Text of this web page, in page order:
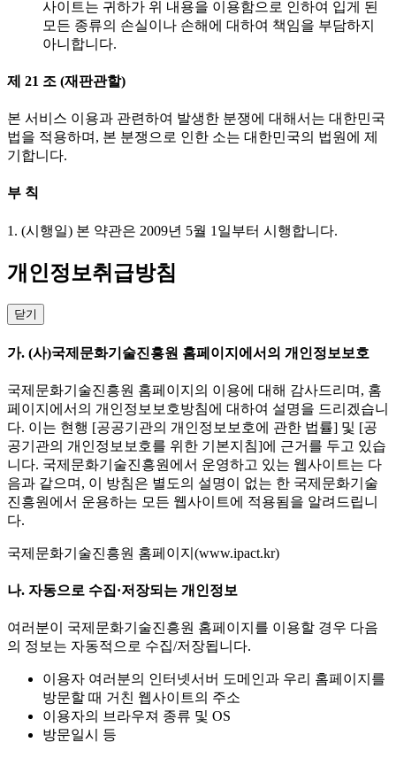
사이트는 귀하가 위 내용을 이용함으로 인하여 입게 된
모든 종류의 손실이나 손해에 대하여 책임을 부담하지
아니합니다.
제 21 조 (재판관할)
본 서비스 이용과 관련하여 발생한 분쟁에 대해서는 대한민국
법을 적용하며, 본 분쟁으로 인한 소는 대한민국의 법원에 제
기합니다.
부 칙
1. (시행일) 본 약관은 2009년 5월 1일부터 시행합니다.
개인정보취급방침
닫기
가. (사)국제문화기술진흥원 홈페이지에서의 개인정보보호
국제문화기술진흥원 홈페이지의 이용에 대해 감사드리며, 홈
페이지에서의 개인정보보호방침에 대하여 설명을 드리겠습니
다. 이는 현행 [공공기관의 개인정보보호에 관한 법률] 및 [공
공기관의 개인정보보호를 위한 기본지침]에 근거를 두고 있습
니다. 국제문화기술진흥원에서 운영하고 있는 웹사이트는 다
음과 같으며, 이 방침은 별도의 설명이 없는 한 국제문화기술
진흥원에서 운용하는 모든 웹사이트에 적용됨을 알려드립니
다.
국제문화기술진흥원 홈페이지(www.ipact.kr)
나. 자동으로 수집·저장되는 개인정보
여러분이 국제문화기술진흥원 홈페이지를 이용할 경우 다음
의 정보는 자동적으로 수집/저장됩니다.
이용자 여러분의 인터넷서버 도메인과 우리 홈페이지를
방문할 때 거친 웹사이트의 주소
이용자의 브라우져 종류 및 OS
방문일시 등